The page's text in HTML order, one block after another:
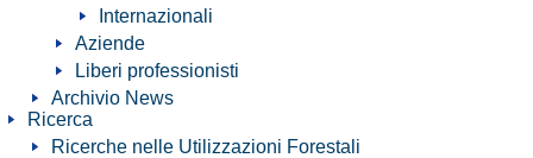
Internazionali
Aziende
Liberi professionisti
Archivio News
Ricerca
Ricerche nelle Utilizzazioni Forestali